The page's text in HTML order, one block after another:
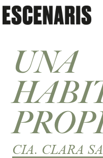
UNA
CIA. CLARA